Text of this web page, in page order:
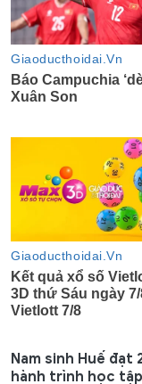
Nam sinh Huế đạt
hành trình học